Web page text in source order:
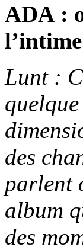
ADA :
Lunt :
des
parlent
album
des